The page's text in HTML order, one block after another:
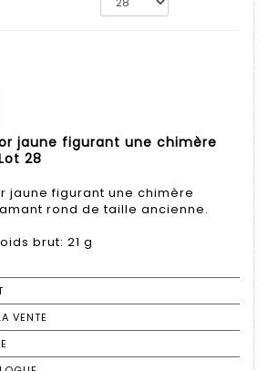
jaune figurant une chimère
28
jaune figurant une chimère
rond de taille ancienne.
brut: 21 g
VENTE